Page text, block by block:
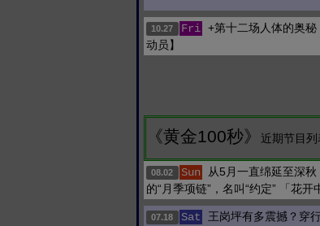
10.27 Fri +第十二场人体的奥
动员】
《黄金100秒》 近期节目
08.02 Sun
从5月一直绵延至深
的“月季项链”，名叫“约定” 「花开
07.18 Sat
王岗坪有多震撼？穿